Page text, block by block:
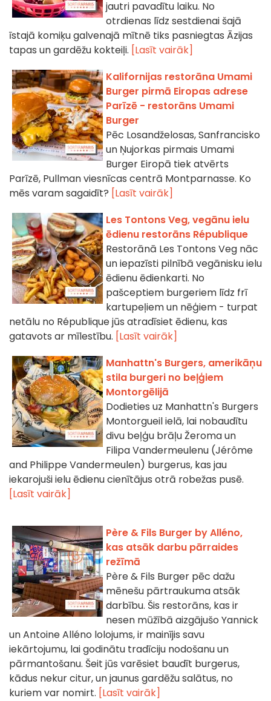
jautri pavadītu laiku. No
otrdienas līdz sestdienai šajā
īstajā komiķu galvenajā mītnē tiks pasniegtas Āzijas
tapas un gardēžu kokteiļi. [Lasīt vairāk]
Kalifornijas restorāna Umami
Burger pirmā Eiropas adrese
Parīzē - restorāns Umami
Burger
Pēc Losandželosas, Sanfrancisko
un Ņujorkas pirmais Umami
Burger Eiropā tiek atvērts
Parīzē, Pullman viesnīcas centrā Montparnasse. Ko
mēs varam sagaidīt? [Lasīt vairāk]
Les Tontons Veg, vegānu ielu
ēdienu restorāns République
Restorānā Les Tontons Veg nāc
un iepazīsti pilnībā vegānisku ielu
ēdienu ēdienkarti. No
pašceptiem burgeriem līdz frī
kartupeļiem un nēģiem - turpat
netālu no République jūs atradīsiet ēdienu, kas
gatavots ar mīlestību. [Lasīt vairāk]
Manhattn's Burgers, amerikāņu
stila burgeri no beļģiem
Montorgēlijā
Dodieties uz Manhattn's Burgers
Montorgueil ielā, lai nobaudītu
divu beļģu brāļu Žeroma un
Filipa Vandermeulenu (Jérôme
and Philippe Vandermeulen) burgerus, kas jau
iekarojuši ielu ēdienu cienītājus otrā robežas pusē.
[Lasīt vairāk]
Père & Fils Burger by Alléno,
kas atsāk darbu pārraides
režīmā
Père & Fils Burger pēc dažu
mēnešu pārtraukuma atsāk
darbību. Šis restorāns, kas ir
nesen mūžībā aizgājušo Yannick
un Antoine Alléno lolojums, ir mainījis savu
iekārtojumu, lai godinātu tradīciju nodošanu un
pārmantošanu. Šeit jūs varēsiet baudīt burgerus,
kādus nekur citur, un jaunus gardēžu salātus, no
kuriem var nomirt. [Lasīt vairāk]